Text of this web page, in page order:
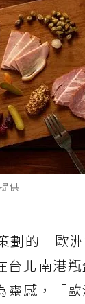
供
劃的「歐
台北南港
感，「